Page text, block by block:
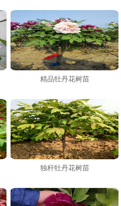
精品牡丹花树苗
独杆牡丹花树苗